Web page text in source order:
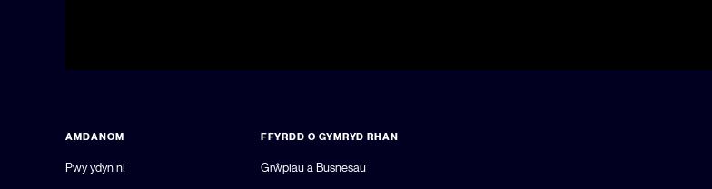
AMDANOM
Pwy ydyn ni
FFYRDD O GYMRYD RHAN
Grŵpiau a Busnesau